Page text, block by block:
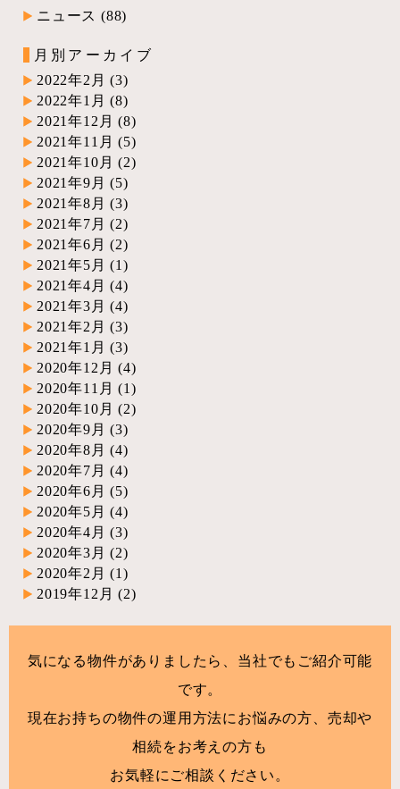
ニュース (88)
月別アーカイブ
2022年2月 (3)
2022年1月 (8)
2021年12月 (8)
2021年11月 (5)
2021年10月 (2)
2021年9月 (5)
2021年8月 (3)
2021年7月 (2)
2021年6月 (2)
2021年5月 (1)
2021年4月 (4)
2021年3月 (4)
2021年2月 (3)
2021年1月 (3)
2020年12月 (4)
2020年11月 (1)
2020年10月 (2)
2020年9月 (3)
2020年8月 (4)
2020年7月 (4)
2020年6月 (5)
2020年5月 (4)
2020年4月 (3)
2020年3月 (2)
2020年2月 (1)
2019年12月 (2)
気になる物件がありましたら、当社でもご紹介可能
です。
現在お持ちの物件の運用方法にお悩みの方、売却や
相続をお考えの方も
お気軽にご相談ください。